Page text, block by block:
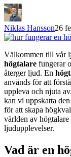
Niklas Hansson26
Välkommen till vår
högtalare fungerar
återger ljud. En
används för att
uppleva och njuta
kan vi uppskatta
för att skapa
världen av högtalare
ljudupplevelser.
Vad är en